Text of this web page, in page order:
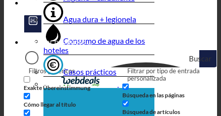
Buscar
en
Filtros genéricos
Exakte Übereinstimmung
Cómo llegar al título
Filtrar por tipo de entrada
personalizada
Búsqueda en las páginas
Búsqueda de artículos
Agua dura + legionela
Consumo de agua de los
hoteles
Casos prácticos